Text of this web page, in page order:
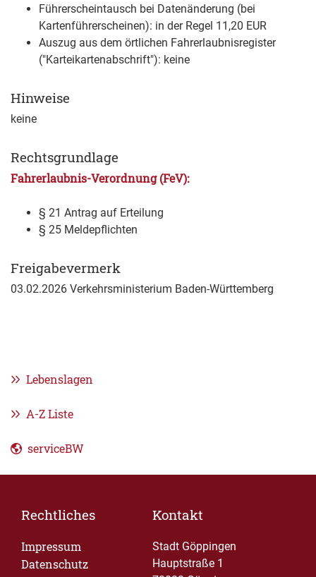
Führerscheintausch bei Datenänderung (bei
Kartenführerscheinen): in der Regel 11,20 EUR
Auszug aus dem örtlichen Fahrerlaubnisregister
("Karteikartenabschrift"): keine
Hinweise
keine
Rechtsgrundlage
Fahrerlaubnis-Verordnung (FeV):
§ 21 Antrag auf Erteilung
§ 25 Meldepflichten
Freigabevermerk
03.02.2026 Verkehrsministerium Baden-Württemberg
Lebenslagen
A-Z Liste
serviceBW
Rechtliches
Impressum
Datenschutz
Kontakt
Stadt Göppingen
Hauptstraße 1